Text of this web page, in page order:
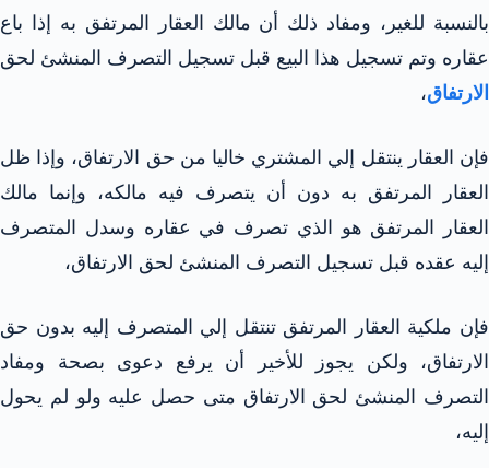
بالنسبة للغير، ومفاد ذلك أن مالك العقار المرتفق به إذا باع
عقاره وتم تسجيل هذا البيع قبل تسجيل التصرف المنشئ لحق
الارتفاق،
فإن العقار ينتقل إلي المشتري خاليا من حق الارتفاق، وإذا ظل
العقار المرتفق به دون أن يتصرف فيه مالكه، وإنما مالك
العقار المرتفق هو الذي تصرف في عقاره وسدل المتصرف
إليه عقده قبل تسجيل التصرف المنشئ لحق الارتفاق،
فإن ملكية العقار المرتفق تنتقل إلي المتصرف إليه بدون حق
الارتفاق، ولكن يجوز للأخير أن يرفع دعوى بصحة ومفاد
التصرف المنشئ لحق الارتفاق متى حصل عليه ولو لم يحول
إليه،